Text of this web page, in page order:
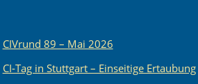
CIVrund 89 – Mai 2026
CI-Tag in Stuttgart – Einseitige Ertaubung